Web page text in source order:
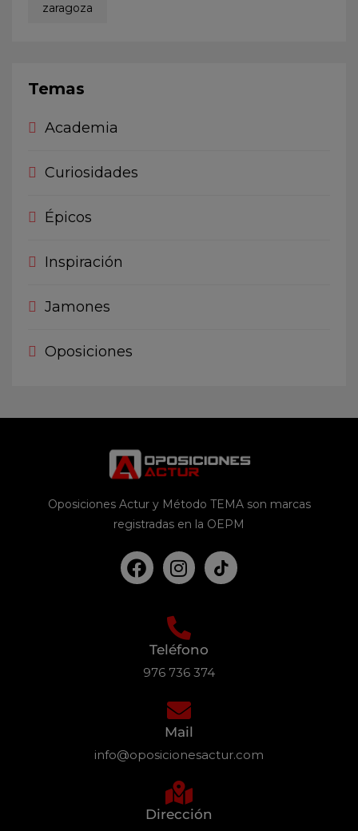
zaragoza
Temas
Academia
Curiosidades
Épicos
Inspiración
Jamones
Oposiciones
Oposiciones Actur y Método TEMA son marcas
registradas en la OEPM
Teléfono
976 736 374
Mail
info@oposicionesactur.com
Dirección